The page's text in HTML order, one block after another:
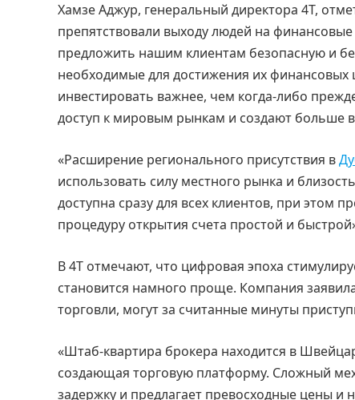
Хамзе Аджур, генеральный директора 4T,
препятствовали выходу людей на
предложить нашим клиентам безопасную и
необходимые для достижения их финансовых
инвестировать важнее, чем когда-либо
доступ к мировым рынкам и создают больше
«Расширение регионального присутствия в
использовать силу местного рынка и
доступна сразу для всех клиентов, при этом
процедуру открытия счета простой и
В 4T отмечают, что цифровая эпоха
становится намного проще. Компания
торговли, могут за считанные минуты
«Штаб-квартира брокера находится в
создающая торговую платформу. Сложный
задержку и предлагает превосходные цены и